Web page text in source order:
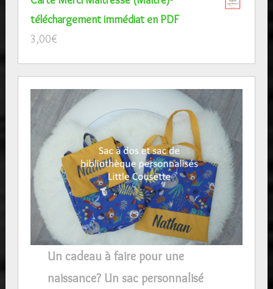
téléchargement immédiat en PDF
3,00€
Un cadeau à faire pour une
naissance? Un sac personnalisé